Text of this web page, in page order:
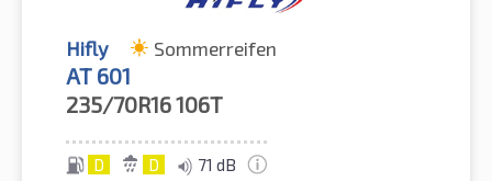
Hifly Sommerreifen
AT 601
235/70R16106T
D D 71 dB